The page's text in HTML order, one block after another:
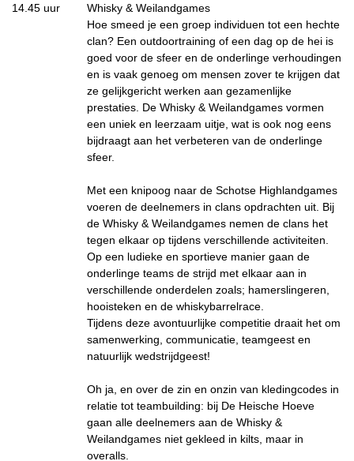
14.45 uur
Whisky & Weilandgames
Hoe smeed je een groep individuen tot een hechte
clan? Een outdoortraining of een dag op de hei is
goed voor de sfeer en de onderlinge verhoudingen
en is vaak genoeg om mensen zover te krijgen dat
ze gelijkgericht werken aan gezamenlijke
prestaties. De Whisky & Weilandgames vormen
een uniek en leerzaam uitje, wat is ook nog eens
bijdraagt aan het verbeteren van de onderlinge
sfeer.
Met een knipoog naar de Schotse Highlandgames
voeren de deelnemers in clans opdrachten uit. Bij
de Whisky & Weilandgames nemen de clans het
tegen elkaar op tijdens verschillende activiteiten.
Op een ludieke en sportieve manier gaan de
onderlinge teams de strijd met elkaar aan in
verschillende onderdelen zoals; hamerslingeren,
hooisteken en de whiskybarrelrace.
Tijdens deze avontuurlijke competitie draait het om
samenwerking, communicatie, teamgeest en
natuurlijk wedstrijdgeest!
Oh ja, en over de zin en onzin van kledingcodes in
relatie tot teambuilding: bij De Heische Hoeve
gaan alle deelnemers aan de Whisky &
Weilandgames niet gekleed in kilts, maar in
overalls.